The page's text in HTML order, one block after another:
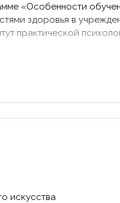
«Особенности
здоровья в
практической
ВО «Казанский
искусства